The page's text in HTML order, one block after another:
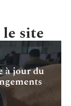
site
à jour du